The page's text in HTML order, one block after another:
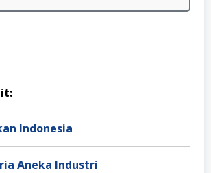
Indonesia
Aneka Industri